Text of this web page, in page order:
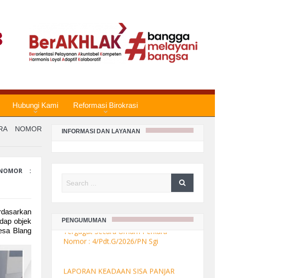
Hubungi Kami Reformasi Birokrasi
NOMOR
:
objek
Blang
INFORMASI DAN LAYANAN
Search
PENGUMUMAN
LAPORAN KEADAAN SISA PANJAR
PERKARA PERDATA BULAN JULI
TAHUN 2026
LAPORAN KEADAAN SISA PANJAR
PERKARA PERDATA BULAN JUNI
TAHUN 2026
LAPORAN KEADAAN SISA PANJAR
Relaas Panggilan Kepada Turut
Tergugat Secara Umum Perkara